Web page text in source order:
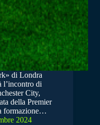
di Londra
l’incontro di
City,
della Premier
formazione…
2024